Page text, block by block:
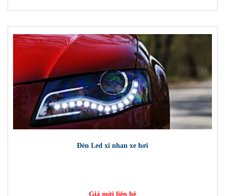
Đèn Led xi nhan xe hơi
Giá mời liên hệ